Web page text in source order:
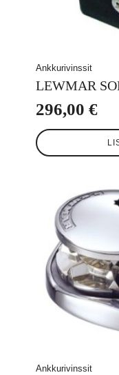
Ankkurivinssit
LEWMAR
296,00 €
Ankkurivinssit